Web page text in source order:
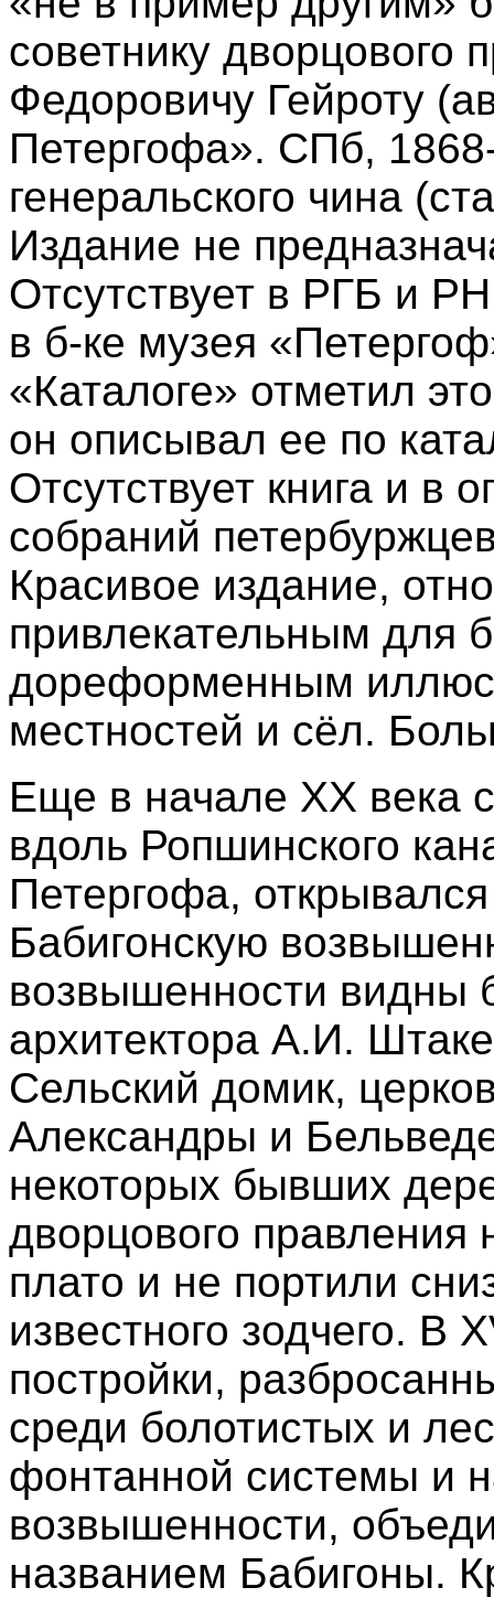
советнику дворцового
Федоровичу Гейроту
Петергофа». СПб,
генеральского чина
Издание не
Отсутствует в РГБ и
в б-ке музея
«Каталоге» отметил
он описывал ее по
Отсутствует книга и в
собраний
Красивое издание,
привлекательным для
дореформенным
местностей и сёл.
Еще в начале XX века
вдоль Ропшинского
Петергофа,
Бабигонскую
возвышенности видны
архитектора А.И.
Сельский домик,
Александры и
некоторых бывших
дворцового правления
плато и не портили
известного зодчего. В
постройки,
среди болотистых и
фонтанной системы и
возвышенности,
названием Бабигоны.